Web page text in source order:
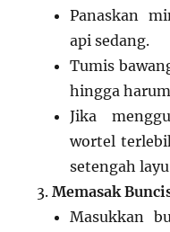
Panaskan
api sedang.
Tumis
hingga
Jika
wortel
setengah
Memasak
Masukkan